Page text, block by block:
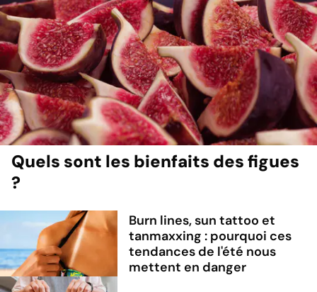
Quels sont les bienfaits des figues
?
Burn lines, sun tattoo et
tanmaxxing : pourquoi ces
tendances de l'été nous
mettent en danger